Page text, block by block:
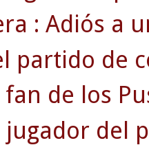
: Adiós a
partido de
de los
jugador del